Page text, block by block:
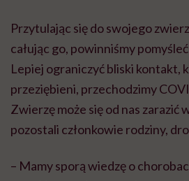
Przytulając się do swojego
całując go, powinniśmy
Lepiej ograniczyć bliski kontakt,
przeziębieni, przechodzimy
Zwierzę może się od nas zarazić
pozostali członkowie rodziny,
– Mamy sporą wiedzę o